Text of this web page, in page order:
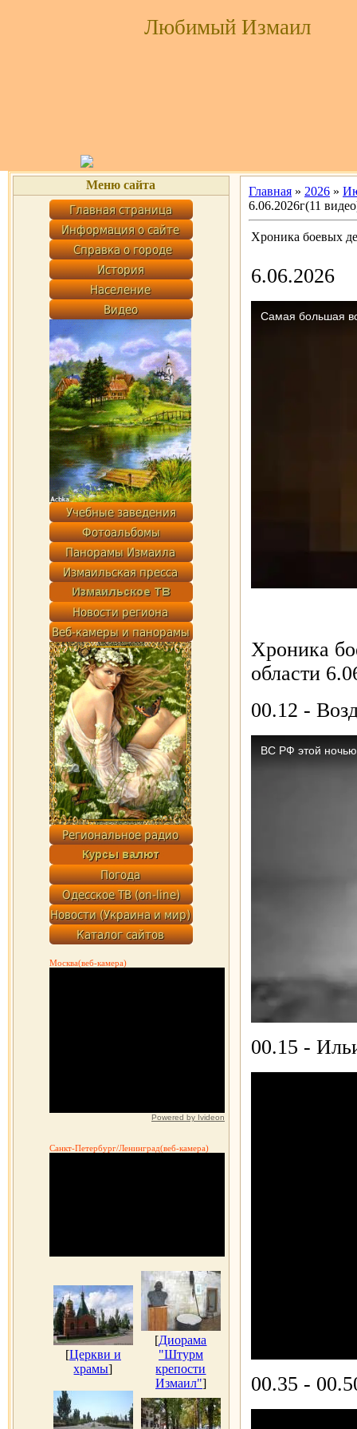
Любимый Измаил
Меню сайта
Москва(веб-камера)
Powered by Ivideon
Санкт-Петербург/Ленинград(веб-камера)
[Церкви и
храмы]
[Диорама
"Штурм
крепости
Измаил"]
Главная » 2026 »
6.06.2026г(11
Хроника боевых
6.06.2026
Хроника
области
00.12 -
00.15 -
00.35 -